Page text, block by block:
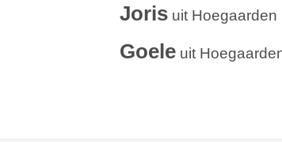
Jorisuit Hoegaarden
Goeleuit